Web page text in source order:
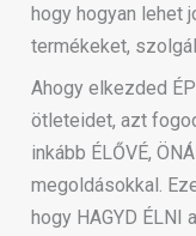
hogy hogyan lehet
termékeket,
Ahogy elkezded
ötleteidet, azt
inkább ÉLŐVÉ,
megoldásokkal.
hogy HAGYD ÉLNI